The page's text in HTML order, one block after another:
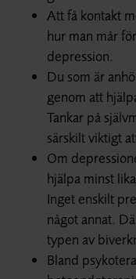
Att få kontakt
hur man mår
depression.
Du som är
genom att
Tankar på
särskilt viktigt
Om
hjälpa minst
Inget enskilt
något annat.
typen av
Bland